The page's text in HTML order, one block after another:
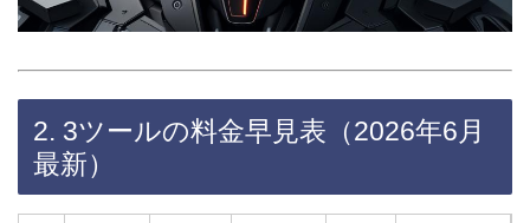
2. 3ツールの料金早見表（2026年6月
最新）